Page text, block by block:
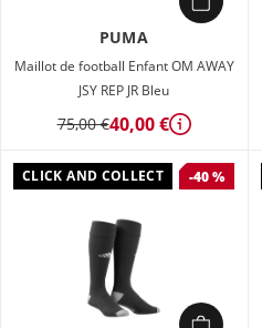
PUMA
Maillot de football Enfant OM AWAY
JSY REP JR Bleu
75,00 €40,00 € Détails
CLICK AND COLLECT -40 %